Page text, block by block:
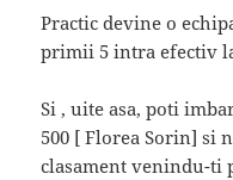
Practic devine o
primii 5 intra efectiv
Si , uite asa, poti
500 [ Florea Sorin] si
clasament venindu-ti